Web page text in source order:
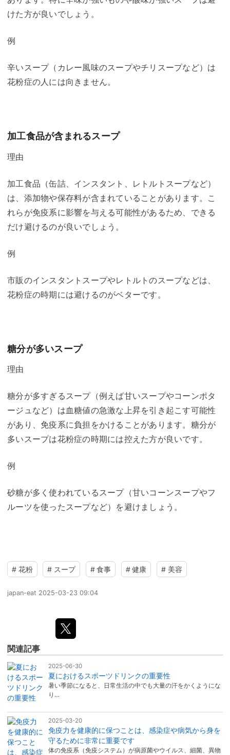
けた方が良いでしょう。
例
辛いスープ（カレー風味のスープやチリスープなど）は
花粉症の人には向きません。
加工食品が含まれるスープ
理由
加工食品（缶詰、インスタント、レトルトスープなど）
は、添加物や保存料が含まれていることがあります。こ
れらが免疫系に影響を与える可能性があるため、できる
だけ避けるのが良いでしょう。
例
市販のインスタントスープやレトルトのスープなどは、
花粉症の時期には避けるのがベターです。
糖分が多いスープ
理由
糖分が多すぎるスープ（例えば甘いスープやコーンポタ
ージュなど）は血糖値の急激な上昇を引き起こす可能性
があり、免疫系に負担をかけることがあります。糖分が
多いスープは花粉症の時期には控えた方が良いです。
例
砂糖が多く使われているスープ（甘いコーンスープやフ
ルーツを使ったスープなど）を避けましょう。
# 花粉 # スープ # 食事 # 健康 # 美容
japan-eat 2025-03-23 09:04
関連記事
2025-06-30
夏におけるスポーツドリンクの重要性
暑い季節になると、日常生活の中でも大量の汗をかくようにな
り…
2025-03-20
免疫力を健康的に保つことは、感染症や病気から身を
守るために非常に重要です
体の免疫系（免疫システム）が病原菌やウイルス、細菌、異物